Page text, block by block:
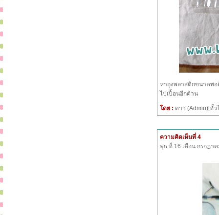
หาถุงพลาสติกขนาดพอ
ไปเปื้อนอีกด้าน
โดย : ดาว (Admin)[
ความคิดเห็นที่ 4
พุธ ที่ 16 เดือน กรกฏา